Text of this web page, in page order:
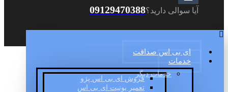
آیا سوالی دارید؟09129470388
ای بی اس صداقت
خدمات
خدمات دیگر
فروش ای بی اس پژو
تعمیر یونیت ای بی اس